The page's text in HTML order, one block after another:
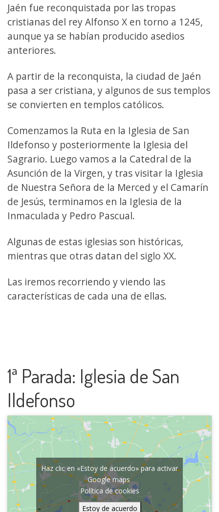
Jaén fue reconquistada por las tropas
cristianas del rey Alfonso X en torno a 1245,
aunque ya se habían producido asedios
anteriores.
A partir de la reconquista, la ciudad de Jaén
pasa a ser cristiana, y algunos de sus templos
se convierten en templos católicos.
Comenzamos la Ruta en la Iglesia de San
Ildefonso y posteriormente la Iglesia del
Sagrario. Luego vamos a la Catedral de la
Asunción de la Virgen, y tras visitar la Iglesia
de Nuestra Señora de la Merced y el Camarín
de Jesús, terminamos en la Iglesia de la
Inmaculada y Pedro Pascual.
Algunas de estas iglesias son históricas,
mientras que otras datan del siglo XX.
Las iremos recorriendo y viendo las
características de cada una de ellas.
1ª Parada: Iglesia de San
Ildefonso
Haz clic en «Estoy de acuerdo» para activar
Google maps
Política de cookies
Estoy de acuerdo